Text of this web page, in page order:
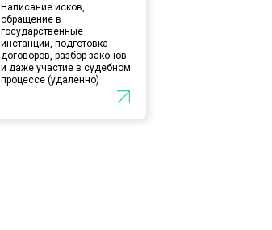
Написание исков,
обращение в
государственные
инстанции, подготовка
договоров, разбор законов
и даже участие в судебном
процессе (удаленно)